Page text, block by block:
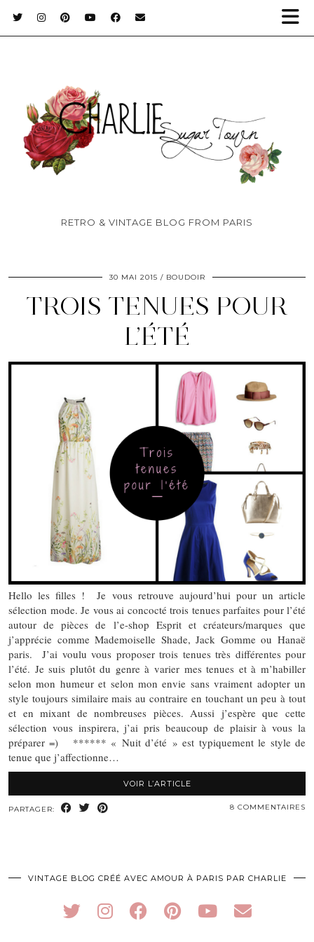
RETRO & VINTAGE BLOG FROM PARIS
30 MAI 2015 BOUDOIR
TROIS TENUES POUR
L’ÉTÉ
Hello les filles ! Je vous retrouve aujourd’hui pour un article
sélection mode. Je vous ai concocté trois tenues parfaites pour l’été
autour de pièces de l’e-shop Esprit et créateurs/marques que
j’apprécie comme Mademoiselle Shade, Jack Gomme ou Hanaë
paris. J’ai voulu vous proposer trois tenues très différentes pour
l’été. Je suis plutôt du genre à varier mes tenues et à m’habiller
selon mon humeur et selon mon envie sans vraiment adopter un
style toujours similaire mais au contraire en touchant un peu à tout
et en mixant de nombreuses pièces. Aussi j’espère que cette
sélection vous inspirera, j’ai pris beaucoup de plaisir à vous la
préparer =) ****** « Nuit d’été » est typiquement le style de
tenue que j’affectionne…
VOIR L’ARTICLE
PARTAGER: 8 COMMENTAIRES
VINTAGE BLOG CRÉÉ AVEC AMOUR À PARIS PAR CHARLIE